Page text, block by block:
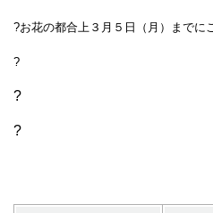
?お花の都合上３月５日（月）までに
?
?
?